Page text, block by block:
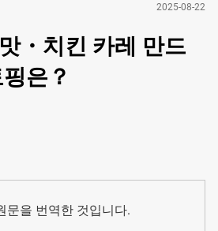
2025-08-22
・치킨 카레 만드
은？
문을 번역한 것입니다.